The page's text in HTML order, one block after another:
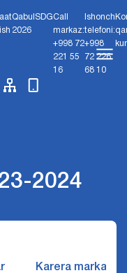
Qabul
2026
SDGCall
markaz:
+998 72
221 55
16
Ishonch
telefoni:
+998
72 226
68 10
2024
Karera markazi